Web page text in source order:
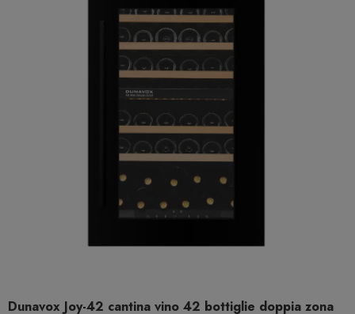
Dunavox Joy-42 cantina vino 42 bottiglie doppia zona